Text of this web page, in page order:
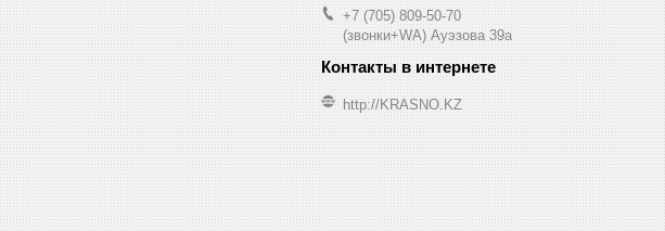
+7 (705) 809-50-70
(звонки+WA) Ауэзова 39а
http://KRASNO.KZ